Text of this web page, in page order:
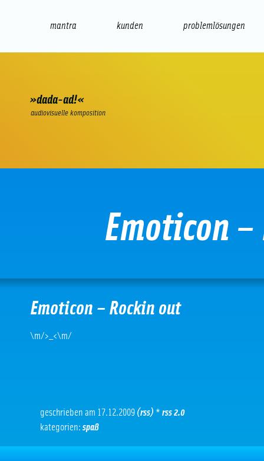
mantra kunden problemlösungen
»dada-ad!«
audiovisuelle komposition
Emoticon
Emoticon – Rockin out
\m/>_<\m/
geschrieben am 17.12.2009 (rss) * rss 2.0
kategorien: spaß